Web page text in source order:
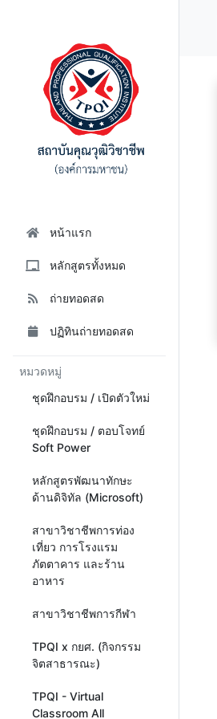
หน้าแรก
หลักสูตรทั้งหมด
ถ่ายทอดสด
ปฏิทินถ่ายทอดสด
หมวดหมู่
ชุดฝึกอบรม / เปิดตัวใหม่
ชุดฝึกอบรม / ตอบโจทย์
Soft Power
หลักสูตรพัฒนาทักษะ
ด้านดิจิทัล (Microsoft)
สาขาวิชาชีพการท่อง
เที่ยว การโรงแรม
ภัตตาคาร และร้าน
อาหาร
สาขาวิชาชีพการกีฬา
TPQI x กยศ. (กิจกรรม
จิตสาธารณะ)
TPQI - Virtual
Classroom All